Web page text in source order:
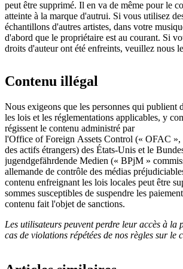
peut être supprimé. Il en va de même pour le
atteinte à la marque d'autrui. Si vous utilisez
échantillons d'autres artistes, dans votre
d'abord que le propriétaire est au courant. Si
droits d'auteur ont été enfreints, veuillez nous
Contenu illégal
Nous exigeons que les personnes qui publient
les lois et l​es réglementations applicables, y
régissent le contenu administré par
l'Office of Foreign Assets Control (« OFAC »,
des actifs étrangers) des États-Unis et le
jugendgefährdende Medien (« BPjM »
allemande de contrôle des médias
contenu enfreignant les lois locales peut être
sommes susceptibles de suspendre les
contenu fait l'objet de sanctions.
Les utilisateurs peuvent perdre leur accès à la
cas de violations répétées de nos règles sur le